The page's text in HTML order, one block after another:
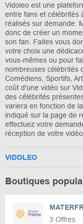
Vidoleo est une
entre fans et célébrités
réalisés sur demande.
donc de créer un
son fan. Faites vous
votre choix une
vous-mêmes ou pour
nombreuses célébrités
Comédiens, Sportifs,
coût d'une vidéo sur
des célébrités
variera en fonction de
indiqué sur la page de
effectuez votre
réception de votre
VIDOLEO
Boutiques
3 Offres